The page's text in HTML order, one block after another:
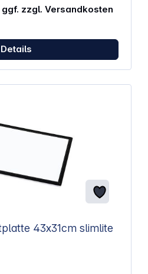
zzgl. Versandkosten
Details
43x31cm slimlite